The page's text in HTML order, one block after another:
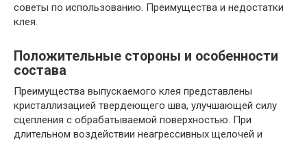
советы по использованию. Преимущества и недостатки
клея.
Положительные стороны и особенности
состава
Преимущества выпускаемого клея представлены
кристаллизацией твердеющего шва, улучшающей силу
сцепления с обрабатываемой поверхностью. При
длительном воздействии неагрессивных щелочей и